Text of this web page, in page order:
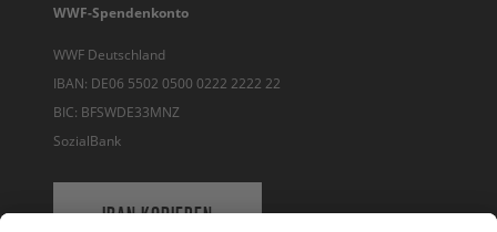
WWF-Spendenkonto
WWF Deutschland
IBAN: DE06 5502 0500 0222 2222 22
BIC: BFSWDE33MNZ
SozialBank
IBAN KOPIEREN